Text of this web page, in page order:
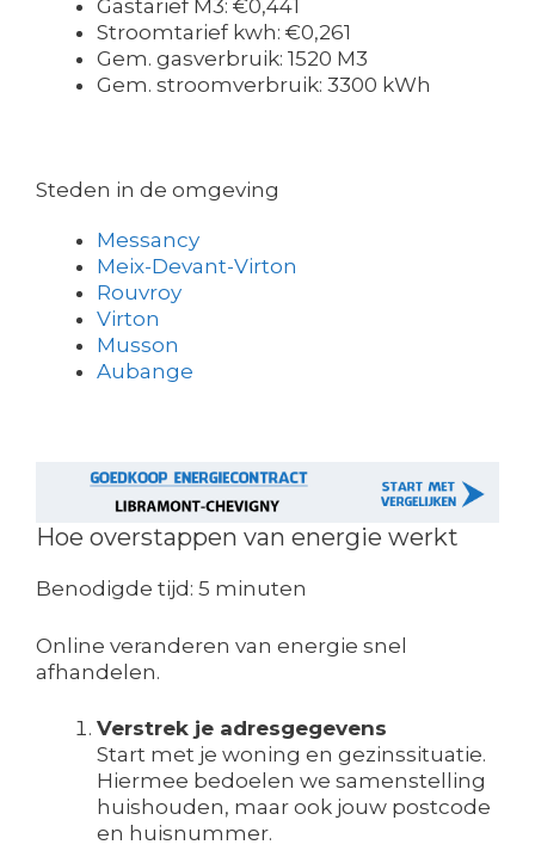
Gastarief M3: €0,441
Stroomtarief kwh: €0,261
Gem. gasverbruik: 1520 M3
Gem. stroomverbruik: 3300 kWh
Steden in de omgeving
Messancy
Meix-Devant-Virton
Rouvroy
Virton
Musson
Aubange
Hoe overstappen van energie werkt
Benodigde tijd: 5 minuten
Online veranderen van energie snel
afhandelen.
Verstrek je adresgegevens
Start met je woning en gezinssituatie.
Hiermee bedoelen we samenstelling
huishouden, maar ook jouw postcode
en huisnummer.